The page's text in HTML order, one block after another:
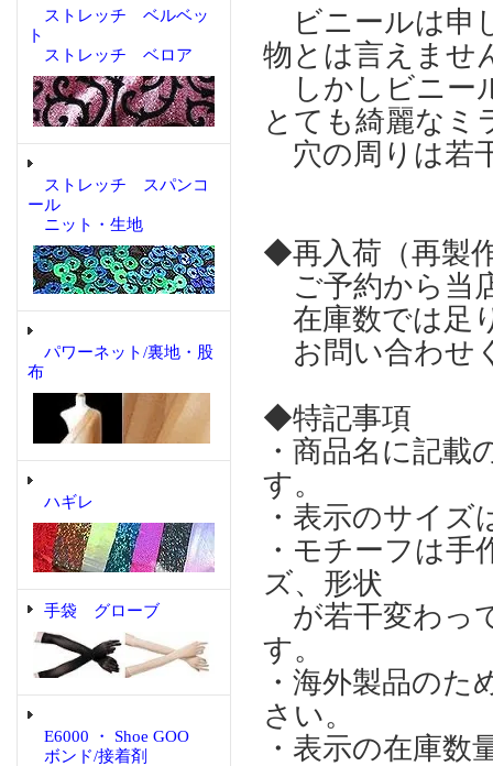
ストレッチ ベルベッ
ト
ストレッチ ベロア
ストレッチ スパンコ
ール
ニット・生地
パワーネット/裏地・股
布
ハギレ
手袋 グローブ
E6000 ・ Shoe GOO
ボンド/接着剤
ビニールは申
物とは言えませ
しかしビニー
とても綺麗なミ
穴の周りは若
◆再入荷（再
ご予約から当
在庫数では足
お問い合わせ
◆特記事項
・商品名に記
す。
・表示のサイ
・モチーフは
ズ、形状
が若干変わっ
す。
・海外製品の
さい。
・表示の在庫